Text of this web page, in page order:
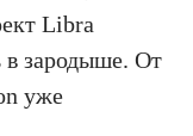
Libra
в зародыше. От
уже